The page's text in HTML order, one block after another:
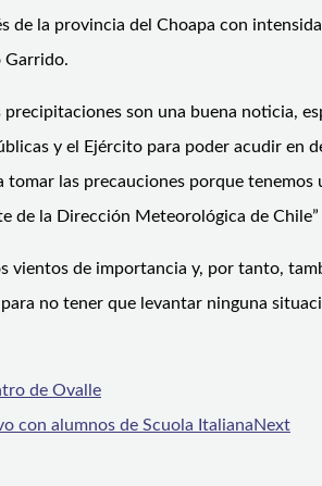
la provincia del Choapa con
Garrido.
son una buena noticia,
y el Ejército para poder acudir en
las precauciones porque
de la Dirección Meteorológica de Chile”
vientos de importancia y, por tanto,
no tener que levantar ninguna
de Ovalle
con alumnos de Scuola ItalianaNext